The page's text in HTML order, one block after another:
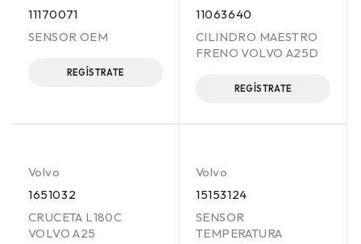
11170071
SENSOR OEM
REGÍSTRATE
11063640
CILINDRO MAESTRO
FRENO VOLVO A25D
REGÍSTRATE
Volvo
1651032
CRUCETA L180C
VOLVO A25
Volvo
15153124
SENSOR
TEMPERATURA